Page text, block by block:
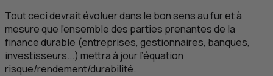
Tout ceci devrait évoluer dans le bon sens au fur et à
mesure que l’ensemble des parties prenantes de la
finance durable (entreprises, gestionnaires, banques,
investisseurs...) mettra à jour l’équation
risque/rendement/durabilité.